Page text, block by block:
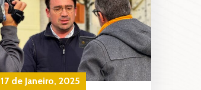
17 de Janeiro, 2025